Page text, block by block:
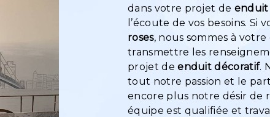
dans votre projet de enduit
l’écoute de vos besoins. Si
roses, nous sommes à
transmettre les
projet deenduit décoratif.
tout notre passion et le
encore plus notre désir de
équipe est qualifiée et